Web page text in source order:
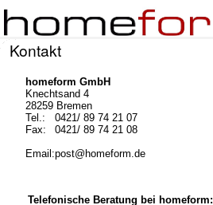
Kontakt
homeform GmbH
Knechtsand 4
28259 Bremen
Tel.:
0421/ 89 74 21 07
Fax:
0421/ 89 74 21 08
Email:post@homeform.de
Telefonische Beratung bei homeform: